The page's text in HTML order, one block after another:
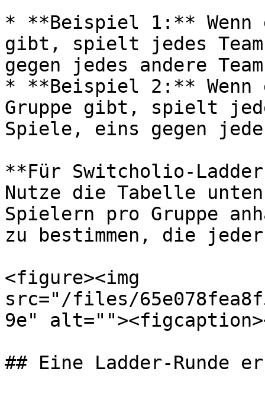
* **Beispiel 1:** Wenn
gibt, spielt jedes
gegen jedes andere
* **Beispiel 2:** Wenn
Gruppe gibt, spielt
Spiele, eins gegen
**Für Switcholio-
Nutze die Tabelle
Spielern pro Gruppe
zu bestimmen, die
<figure><img
src="/files/
9e"
## Eine Ladder-Runde